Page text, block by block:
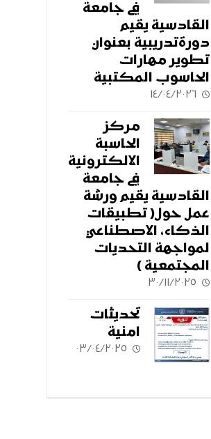
في جامعة
القادسية يقيم
دورةتدريبية بعنوان
تطوير مهارات
الحاسوب المكتبية
١٤/٠٤/٢٠٢٦
مركز
الحاسبة
الالكترونية
في جامعة
القادسية يقيم ورشة
عمل حول( تطبيقات
الذكاء، الاصطناعي
لمواجهة التحديات
المجتمعية )
٣٠/١١/٢٠٢٥
تحديثات
امنية
٠٣/٠٤/٢٠٢٥